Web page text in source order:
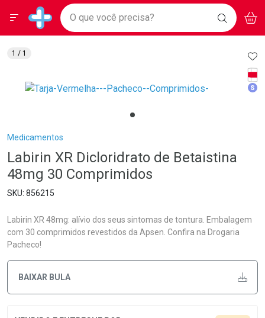
Drogarias Pacheco
Baixe nosso APP e aproveite Ofertas Exclusivas!
BAIXE
O APP
Ir direto para a home
pela página
Ir direto para o conteúdo
Ir direto para a busca
Ir direto para a conta
Ir direto para a notificações
Ir direto para o carrinho
Faça a sua busca
O que você precisa? BUSCAR
Menu
Breadcrumb
Medicamentos
Labirin XR Dicloridrato de Betaistina
48mg 30 Comprimidos
856215
Labirin XR 48mg: alívio dos seus sintomas de tontura. Embalagem
com 30 comprimidos revestidos da Apsen. Confira na Drogaria
Pacheco!
BAIXAR BULA
1 / 1